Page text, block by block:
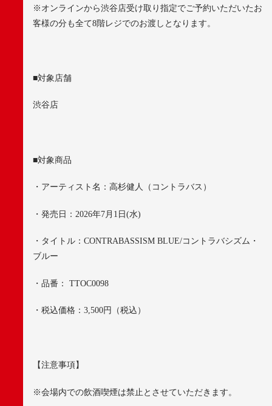
※ オンラインから渋谷店受け取り指定でご予約いただいたお
客様の分も全て8階レジでのお渡しとなります。
■対象店舗
渋谷店
■対象商品
・アーティスト名：高杉健人（コントラバス）
・発売日： 2026年7 月 1 日(水)
・タイトル： CONTRABASSISM BLUE/コントラバシズム・
ブルー
・品番： TTOC0098
・税込価格： 3,500円（税込）
【注意事項】
※会場内での飲酒喫煙は禁止とさせていただきます。